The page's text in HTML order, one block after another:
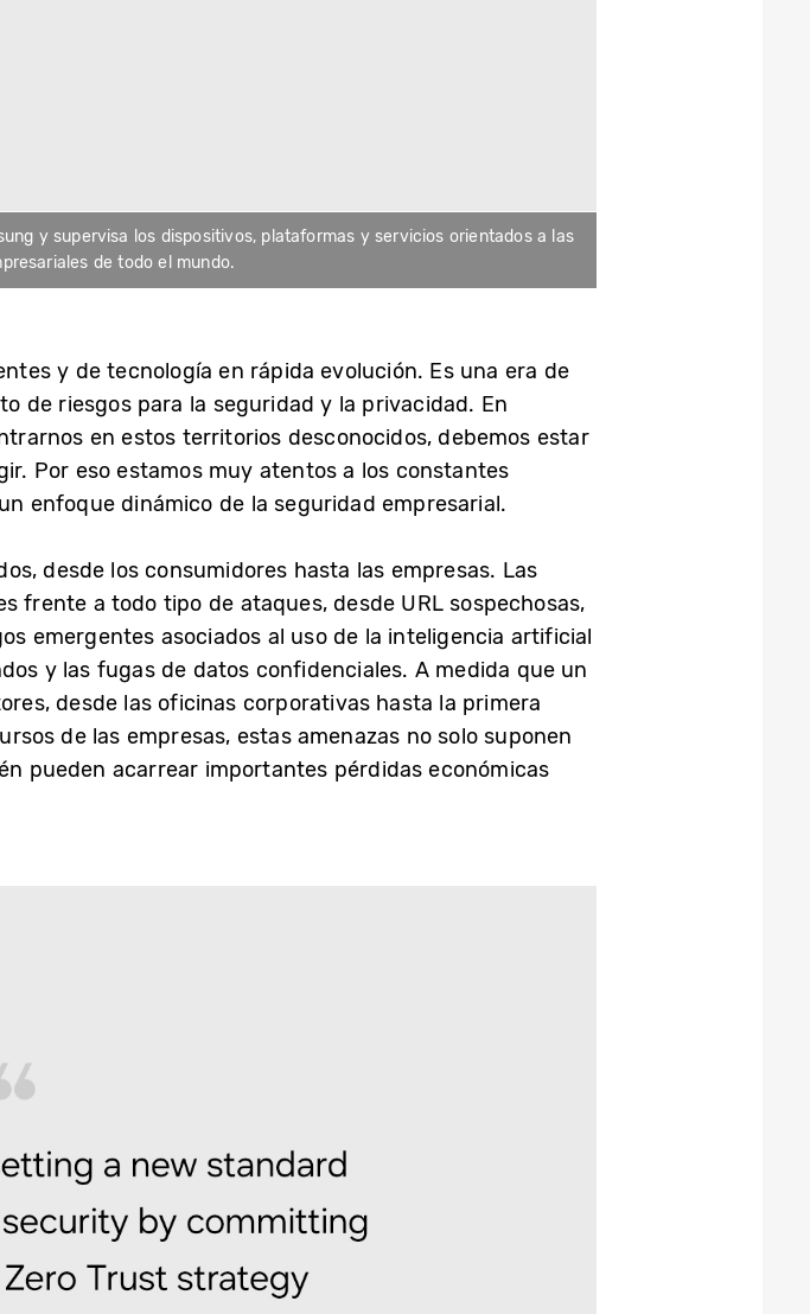
y supervisa los dispositivos, plataformas y servicios orientados a las
de todo el mundo.
y de tecnología en rápida evolución. Es una era de
de riesgos para la seguridad y la privacidad. En
en estos territorios desconocidos, debemos estar
Por eso estamos muy atentos a los constantes
enfoque dinámico de la seguridad empresarial.
desde los consumidores hasta las empresas. Las
frente a todo tipo de ataques, desde URL sospechosas,
emergentes asociados al uso de la inteligencia artificial
y las fugas de datos confidenciales. A medida que un
desde las oficinas corporativas hasta la primera
de las empresas, estas amenazas no solo suponen
pueden acarrear importantes pérdidas económicas